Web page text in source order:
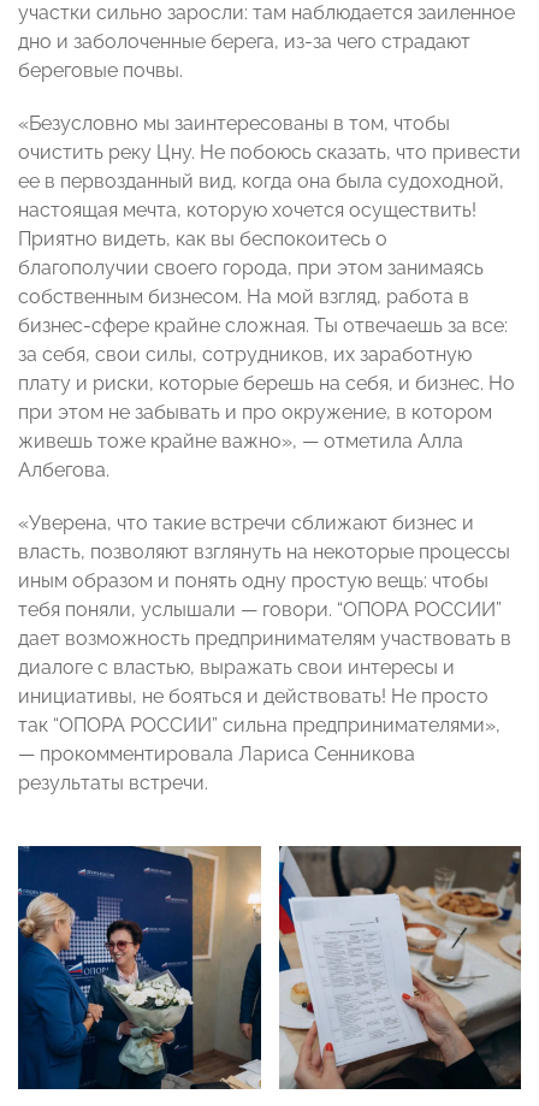
участки сильно заросли: там наблюдается заиленное
дно и заболоченные берега, из-за чего страдают
береговые почвы.
«Безусловно мы заинтересованы в том, чтобы
очистить реку Цну. Не побоюсь сказать, что привести
ее в первозданный вид, когда она была судоходной,
настоящая мечта, которую хочется осуществить!
Приятно видеть, как вы беспокоитесь о
благополучии своего города, при этом занимаясь
собственным бизнесом. На мой взгляд, работа в
бизнес-сфере крайне сложная. Ты отвечаешь за все:
за себя, свои силы, сотрудников, их заработную
плату и риски, которые берешь на себя, и бизнес. Но
при этом не забывать и про окружение, в котором
живешь тоже крайне важно», — отметила Алла
Албегова.
«Уверена, что такие встречи сближают бизнес и
власть, позволяют взглянуть на некоторые процессы
иным образом и понять одну простую вещь: чтобы
тебя поняли, услышали — говори. “ОПОРА РОССИИ”
дает возможность предпринимателям участвовать в
диалоге с властью, выражать свои интересы и
инициативы, не бояться и действовать! Не просто
так “ОПОРА РОССИИ” сильна предпринимателями»,
— прокомментировала Лариса Сенникова
результаты встречи.